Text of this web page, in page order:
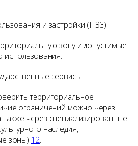
и застройки (ПЗЗ)
зону и допустимые
использования.
сервисы
территориальное
ограничений можно через
через специализированные
наследия,
зоны) 12.